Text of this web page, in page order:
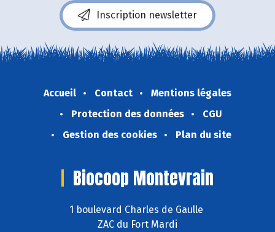
Inscription newsletter
Accueil Contact
Mentions légales
Protection des données
CGU
Gestion des cookies
Plan du site
Biocoop Montevrain
1 boulevard Charles de Gaulle
ZAC du Fort Mardi